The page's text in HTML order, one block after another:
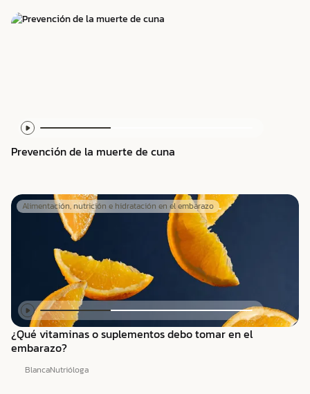
Prevención de la muerte de cuna
Alimentación, nutrición e hidratación en el embarazo
¿Qué vitaminas o suplementos debo tomar en el
embarazo?
BlancaNutrióloga